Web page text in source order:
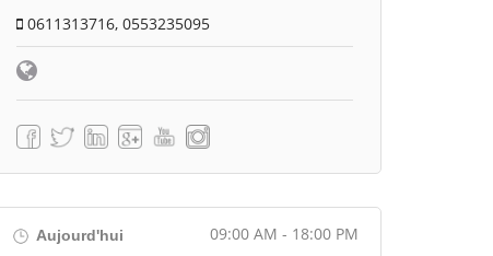
0611313716, 0553235095
Aujourd'hui 09:00 AM - 18:00 PM